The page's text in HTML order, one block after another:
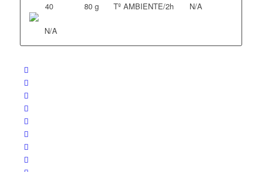
40 80 g Tº AMBIENTE/2h N/A
N/A